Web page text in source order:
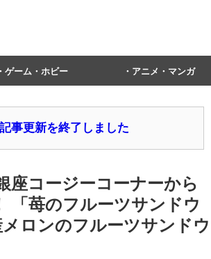
ゲーム・ホビー アニメ・マンガ
事更新を終了しました
座コージーコーナーから
「苺のフルーツサンドウ
ロンのフルーツサンドウ